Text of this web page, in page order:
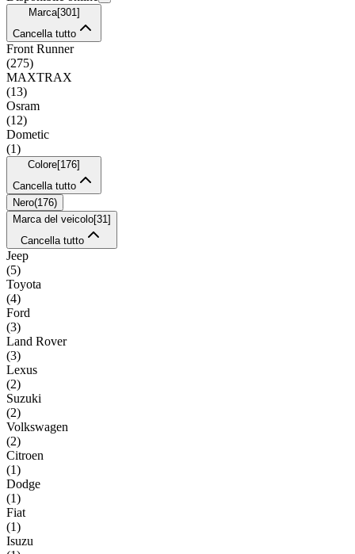
Marca[301 ]
Cancella tutto
Front Runner
(275)
MAXTRAX
(13)
Osram
(12)
Dometic
(1)
Colore[176]
Cancella tutto
Nero(176)
Marca del veicolo[31 ]
Cancella tutto
Jeep
(5)
Toyota
(4)
Ford
(3)
Land Rover
(3)
Lexus
(2)
Suzuki
(2)
Volkswagen
(2)
Citroen
(1)
Dodge
(1)
Fiat
(1)
Isuzu